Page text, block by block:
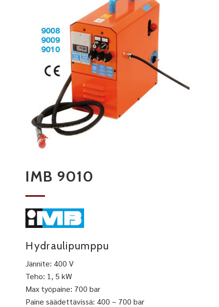
IMB 9010
Hydraulipumppu
Jännite: 400 V
Teho: 1, 5 kW
Max työpaine: 700 bar
Paine säädettävissä: 400 – 700 bar